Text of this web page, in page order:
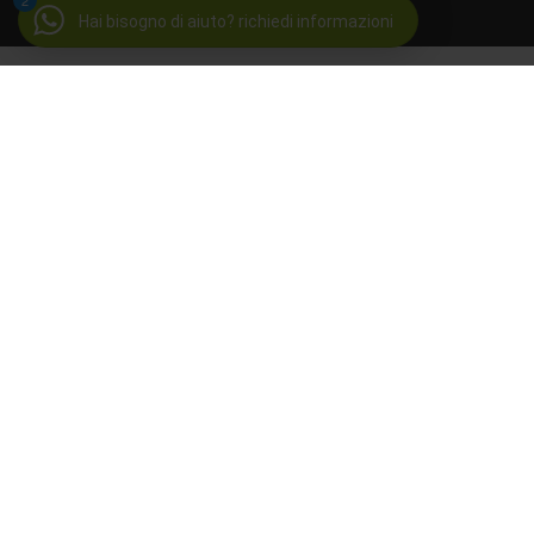
Hai bisogno di aiuto? richiedi informazioni